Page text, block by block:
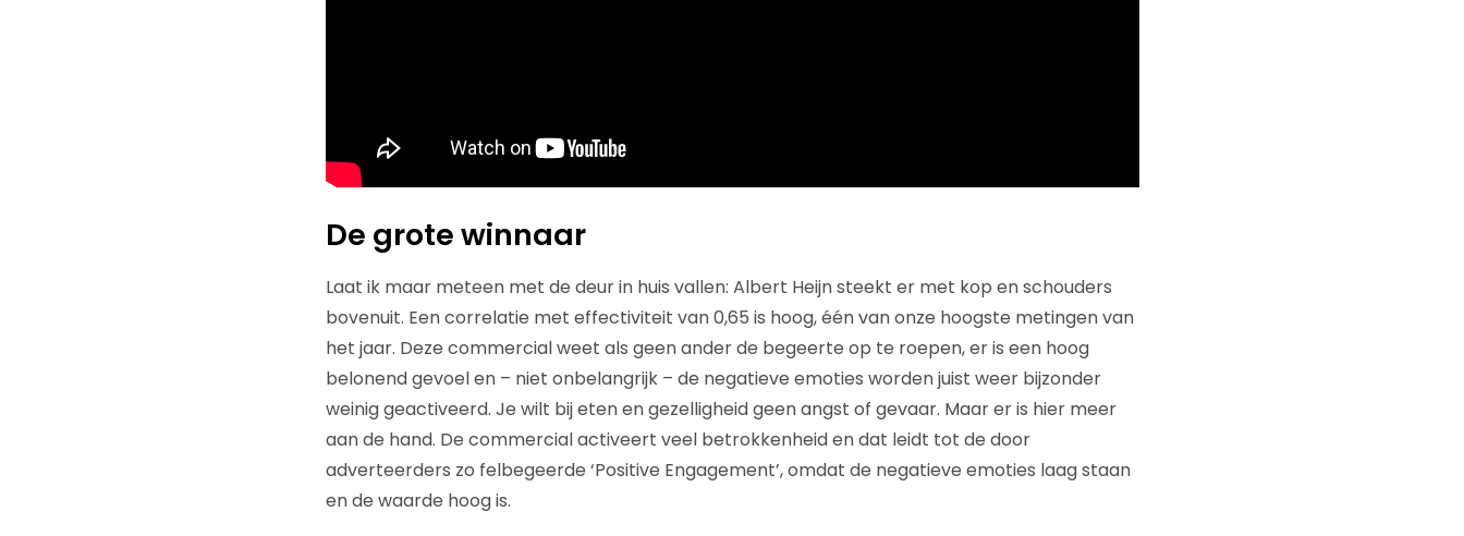
De grote winnaar
Laat ik maar meteen met de deur in huis vallen: Albert Heijn steekt er met kop en schouders
bovenuit. Een correlatie met effectiviteit van 0,65 is hoog, één van onze hoogste metingen van
het jaar. Deze commercial weet als geen ander de begeerte op te roepen, er is een hoog
belonend gevoel en – niet onbelangrijk – de negatieve emoties worden juist weer bijzonder
weinig geactiveerd. Je wilt bij eten en gezelligheid geen angst of gevaar. Maar er is hier meer
aan de hand. De commercial activeert veel betrokkenheid en dat leidt tot de door
adverteerders zo felbegeerde ‘Positive Engagement’, omdat de negatieve emoties laag staan
en de waarde hoog is.